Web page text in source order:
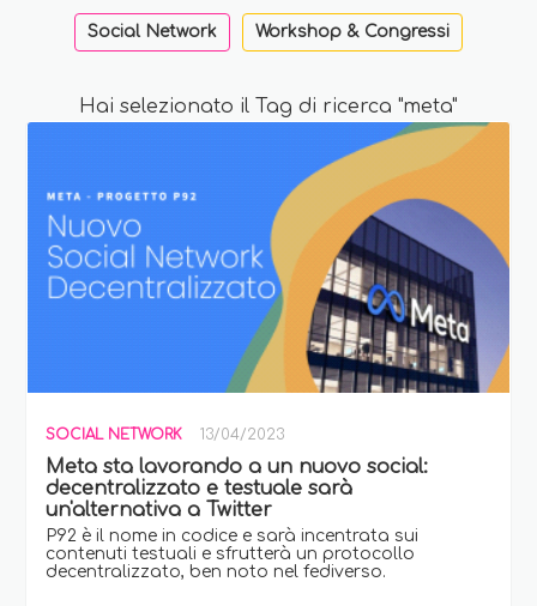
Social Network Workshop & Congressi
Hai selezionato il Tag di ricerca "meta"
SOCIAL NETWORK 13/04/2023
Meta sta lavorando a un nuovo social:
decentralizzato e testuale sarà
un'alternativa a Twitter
P92 è il nome in codice e sarà incentrata sui
contenuti testuali e sfrutterà un protocollo
decentralizzato, ben noto nel fediverso.